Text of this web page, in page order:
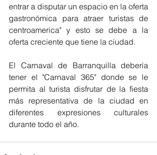
entrar a disputar un espacio en la oferta
gastronómica para atraer turistas de
centroamerica" y esto se debe a la
oferta creciente que tiene la ciudad.
El Carnaval de Barranquilla debería
tener el "Carnaval 365" donde se le
permita al turista disfrutar de la fiesta
más representativa de la ciudad en
diferentes expresiones culturales
durante todo el año.